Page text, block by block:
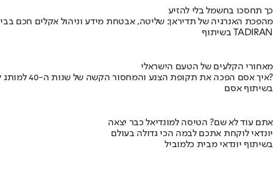
כך תחסכו בחשמל בלי להזיע
מהפכת האנרגיה של תדיראן: שליטה, אבטחת מידע וניהול אקלים חכם
בשיתוף TADIRAN
מאחורי הקלעים של הטעם הישראלי
איך אסם הפכה את תקופת הצנע והמחסור הקשה של שנות ה-40 למותג לאומי?
בשיתוף אסם
אתם עוד לא שם? הטיסה למונדיאל כבר יצאה
יונדאי לוקחת אתכם לבמה הכי גדולה בעולם
בשיתוף יונדאי מבית כלמוביל